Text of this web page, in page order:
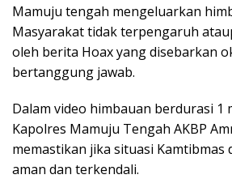
Mamuju tengah mengeluarkan
Masyarakat tidak terpengaruh
oleh berita Hoax yang disebarkan
bertanggung jawab.
Dalam video himbauan berdurasi 1
Kapolres Mamuju Tengah AKBP
memastikan jika situasi Kamtibmas
aman dan terkendali.